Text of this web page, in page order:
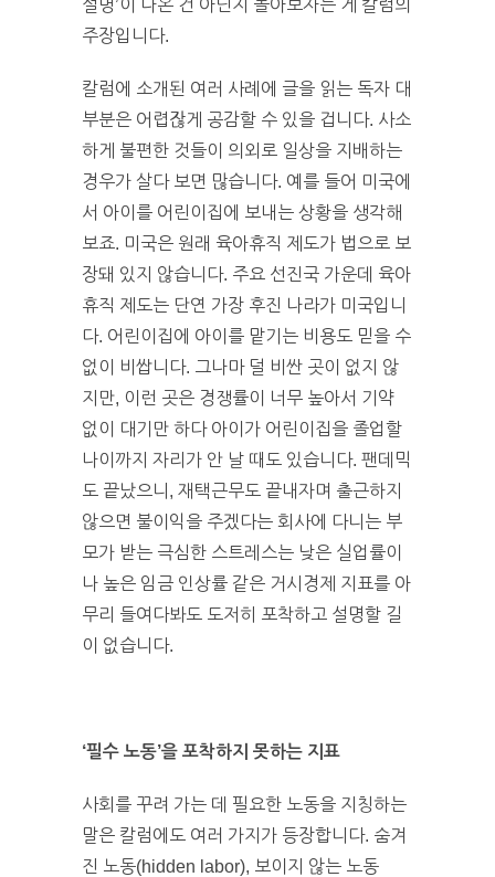
설명’이 나온 건 아닌지 돌아보자는 게 칼럼의
주장입니다.
칼럼에 소개된 여러 사례에 글을 읽는 독자 대
부분은 어렵잖게 공감할 수 있을 겁니다. 사소
하게 불편한 것들이 의외로 일상을 지배하는
경우가 살다 보면 많습니다. 예를 들어 미국에
서 아이를 어린이집에 보내는 상황을 생각해
보죠. 미국은 원래 육아휴직 제도가 법으로 보
장돼 있지 않습니다. 주요 선진국 가운데 육아
휴직 제도는 단연 가장 후진 나라가 미국입니
다. 어린이집에 아이를 맡기는 비용도 믿을 수
없이 비쌉니다. 그나마 덜 비싼 곳이 없지 않
지만, 이런 곳은 경쟁률이 너무 높아서 기약
없이 대기만 하다 아이가 어린이집을 졸업할
나이까지 자리가 안 날 때도 있습니다. 팬데믹
도 끝났으니, 재택근무도 끝내자며 출근하지
않으면 불이익을 주겠다는 회사에 다니는 부
모가 받는 극심한 스트레스는 낮은 실업률이
나 높은 임금 인상률 같은 거시경제 지표를 아
무리 들여다봐도 도저히 포착하고 설명할 길
이 없습니다.
‘필수 노동’을 포착하지 못하는 지표
사회를 꾸려 가는 데 필요한 노동을 지칭하는
말은 칼럼에도 여러 가지가 등장합니다. 숨겨
진 노동(hidden labor), 보이지 않는 노동